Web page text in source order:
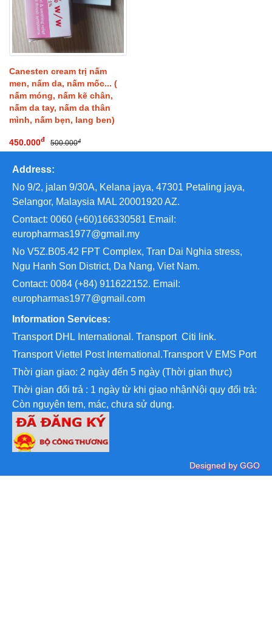
Canesten cream trị nấm
men, nấm da, nấm mốc... (
nấm móng, nấm kẽ chân,
nấm da tay, nấm da thân
mình, nấm bẹn, lang ben)
450.000đ 500.000đ
Address:
No 9/2, jalan 9/30A, Kelana jaya, 47301 Petaling jaya,
Selangor, Malaysia MAL 20001920 AZ.
Contact: 0060 (+60)166330581 Email:
europharmas1977@gmail.my
No V5Z.B05.42 FPT Complex, Tran Dai Nghia stress,
Ngu Hanh Son District, Da Nang, Viet Nam.
Contact: 0084 (+84) 911622152. Email:
europharmas1977@gmail.com
Information Services:
Transport DHL International. Transport Citi link.
Transport Viettel Post International.Transport V EMS Port
Thời gian giao: 2 ngày đến 5 ngày (Thời gian thực)
Thời gian đổi trả : 1 ngày từ khi giao nhậnNội quy đổi trả:
Còn nguyên tem, mác, chưa sử dụng.
Designed by GGO